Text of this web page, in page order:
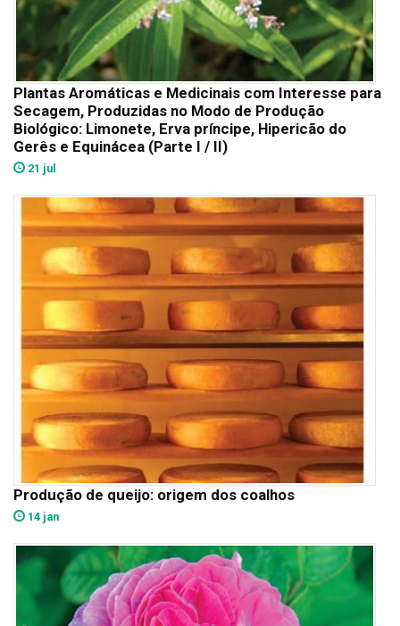
Plantas Aromáticas e Medicinais com Interesse para
Secagem, Produzidas no Modo de Produção
Biológico: Limonete, Erva príncipe, Hipericão do
Gerês e Equinácea (Parte I / II)
21 jul
Produção de queijo: origem dos coalhos
14 jan